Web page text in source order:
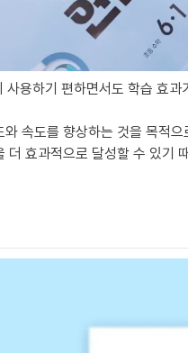
용하기 편하면서도 학습 효
속도를 향상하는 것을 목적
효과적으로 달성할 수 있기